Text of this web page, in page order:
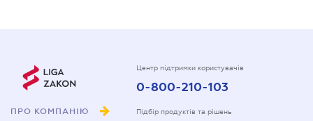
ПРО КОМПАНІЮ
Центр підтримки користувачів
0-800-210-103
Підбір продуктів та рішень